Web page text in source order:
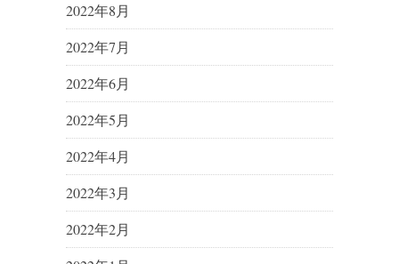
2022年8月
2022年7月
2022年6月
2022年5月
2022年4月
2022年3月
2022年2月